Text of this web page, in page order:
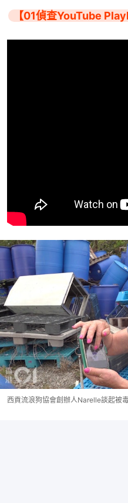
【01偵查YouTube
西貢流浪狗協會創辦人Narelle談起被